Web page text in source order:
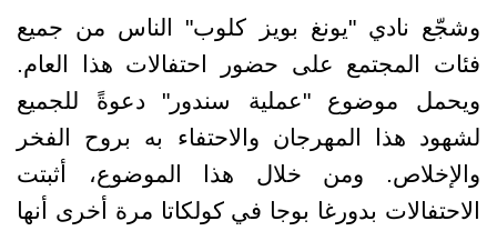
وشجّع نادي "يونغ بويز كلوب" الناس من جميع
فئات المجتمع على حضور احتفالات هذا العام.
ويحمل موضوع "عملية سندور" دعوةً للجميع
لشهود هذا المهرجان والاحتفاء به بروح الفخر
والإخلاص. ومن خلال هذا الموضوع، أثبتت
الاحتفالات بدورغا بوجا في كولكاتا مرة أخرى أنها